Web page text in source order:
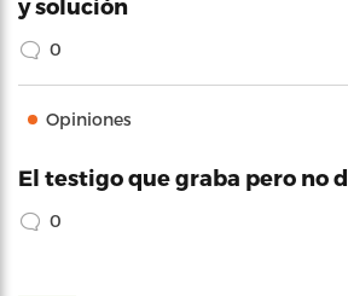
y solución
0
Opiniones
El testigo que graba pero no
0